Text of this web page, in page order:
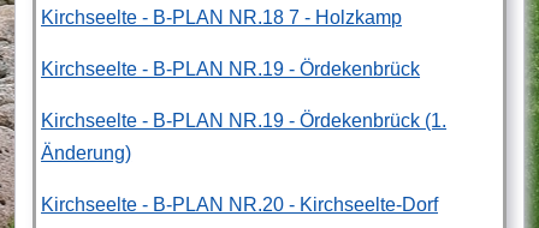
Kirchseelte - B-PLAN NR.18 7 - Holzkamp
Kirchseelte - B-PLAN NR.19 - Ördekenbrück
Kirchseelte - B-PLAN NR.19 - Ördekenbrück (1.
Änderung)
Kirchseelte - B-PLAN NR.20 - Kirchseelte-Dorf